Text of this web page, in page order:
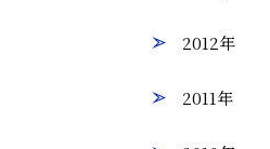
2012年
2011年